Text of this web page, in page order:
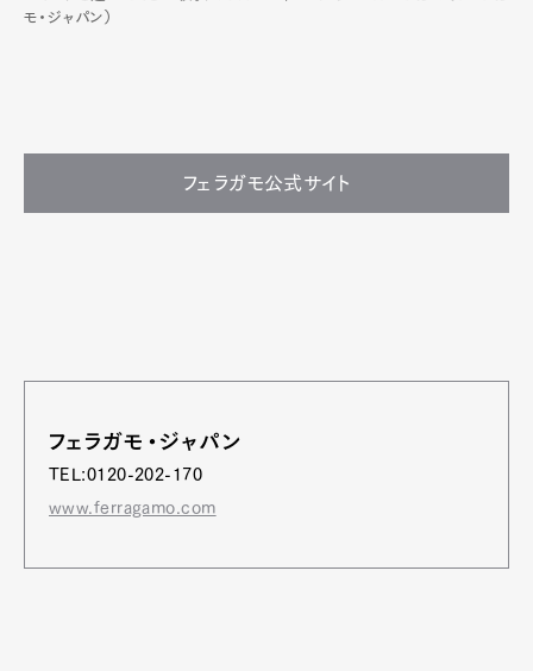
モ・ジャパン）
フェラガモ公式サイト
フェラガモ・ジャパン
TEL:0120-202-170
www.ferragamo.com